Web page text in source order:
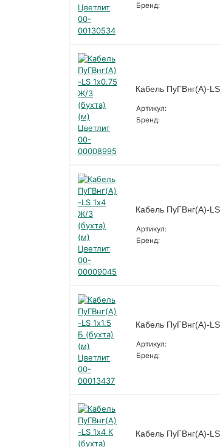
Бренд:
Кабель ПуГВнг(A)-
Артикул:
Бренд:
Кабель ПуГВнг(A)-
Артикул:
Бренд:
Кабель ПуГВнг(A)-
Артикул:
Бренд:
Кабель ПуГВнг(A)-